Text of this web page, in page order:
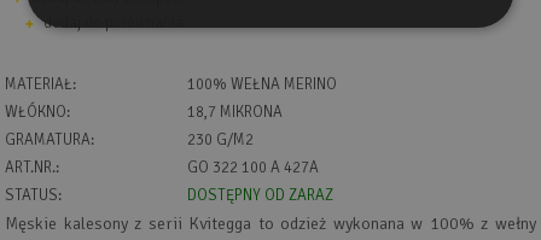
dodaj do porównania
MATERIAŁ:
100% WEŁNA MERINO
WŁÓKNO:
18,7 MIKRONA
GRAMATURA:
230 G/M2
ART.NR.:
GO 322 100 A 427A
STATUS:
DOSTĘPNY OD ZARAZ
Męskie kalesony z serii Kvitegga to odzież wykonana w 100% z wełny